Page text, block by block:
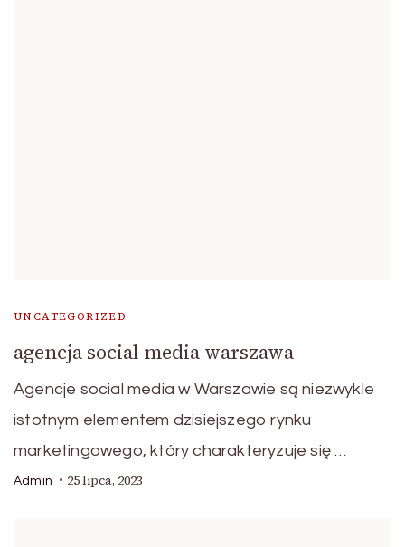
UNCATEGORIZED
agencja social media warszawa
Agencje social media w Warszawie są niezwykle
istotnym elementem dzisiejszego rynku
marketingowego, który charakteryzuje się …
Admin 25 lipca, 2023